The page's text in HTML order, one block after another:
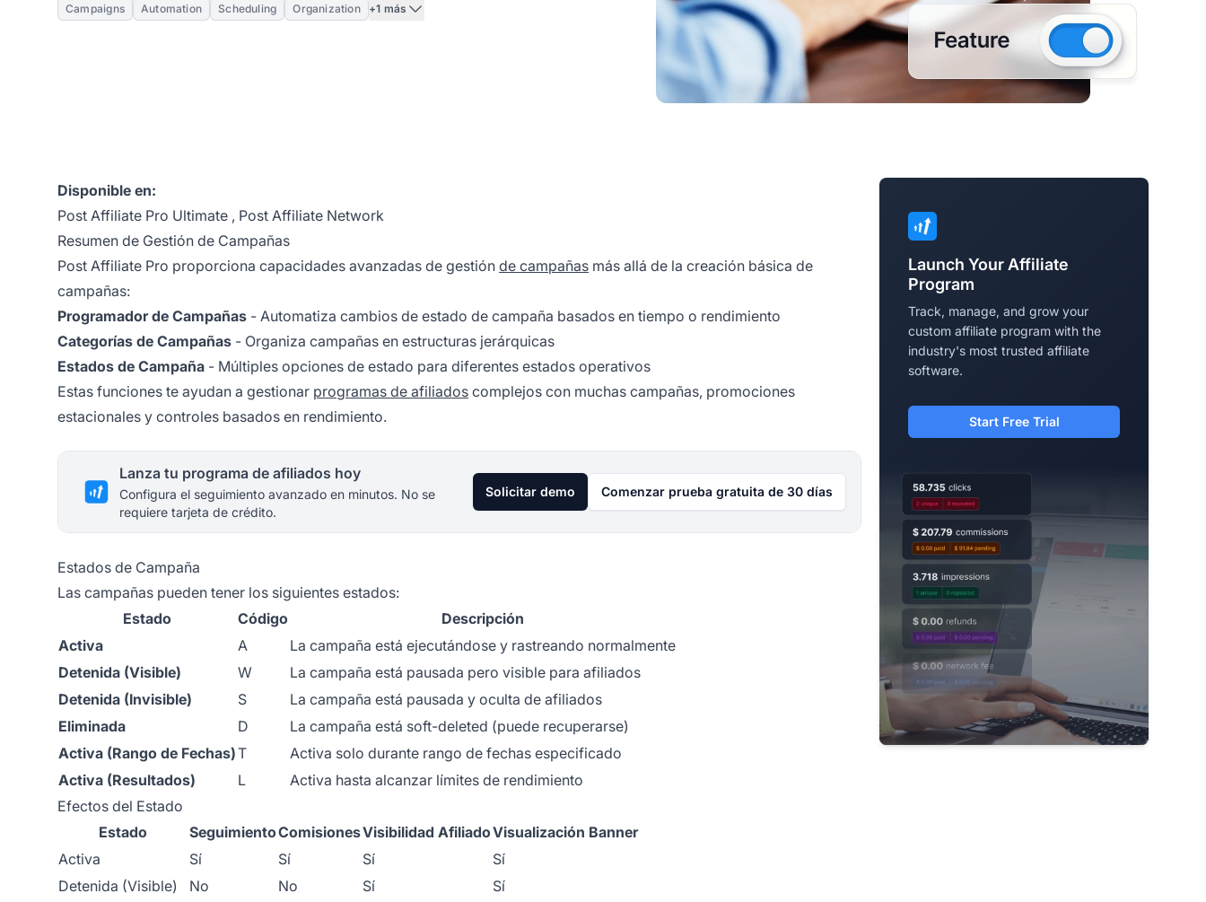
Campaigns Automation Scheduling Organization +1 más
Disponible en:
Post Affiliate Pro Ultimate , Post Affiliate Network
Resumen de Gestión de Campañas
Post Affiliate Pro proporciona capacidades avanzadas de gestión de campañas más allá de la creación básica de
campañas:
Programador de Campañas - Automatiza cambios de estado de campaña basados en tiempo o rendimiento
Categorías de Campañas - Organiza campañas en estructuras jerárquicas
Estados de Campaña - Múltiples opciones de estado para diferentes estados operativos
Estas funciones te ayudan a gestionar programas de afiliados complejos con muchas campañas, promociones
estacionales y controles basados en rendimiento.
Lanza tu programa de afiliados hoy
Configura el seguimiento avanzado en minutos. No se
requiere tarjeta de crédito.
Solicitar demo Comenzar prueba gratuita de 30 días
Estados de Campaña
Las campañas pueden tener los siguientes estados:
Estado
Código
Descripción
Activa
A
La campaña está ejecutándose y rastreando normalmente
Detenida (Visible)
W
La campaña está pausada pero visible para afiliados
Detenida (Invisible)
S
La campaña está pausada y oculta de afiliados
Eliminada
D
La campaña está soft-deleted (puede recuperarse)
Activa (Rango de Fechas)T
Activa solo durante rango de fechas especificado
Activa (Resultados)
L
Activa hasta alcanzar límites de rendimiento
Efectos del Estado
Estado
SeguimientoComisionesVisibilidad AfiliadoVisualización Banner
Activa
Sí Sí Sí
Sí
Detenida (Visible)
No No Sí
Sí
Launch Your Affiliate
Program
Track, manage, and grow your
custom affiliate program with the
industry's most trusted affiliate
software.
Start Free Trial